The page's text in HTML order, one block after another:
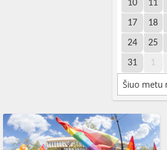
10 11
17 18
24 25
31 1
Šiuo metu